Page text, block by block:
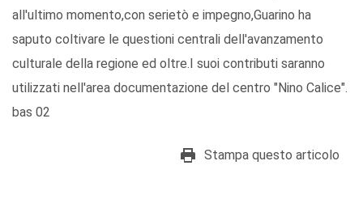
all'ultimo momento,con serietò e impegno,Guarino ha
saputo coltivare le questioni centrali dell'avanzamento
culturale della regione ed oltre.I suoi contributi saranno
utilizzati nell'area documentazione del centro "Nino Calice".
bas 02
Stampa questo articolo